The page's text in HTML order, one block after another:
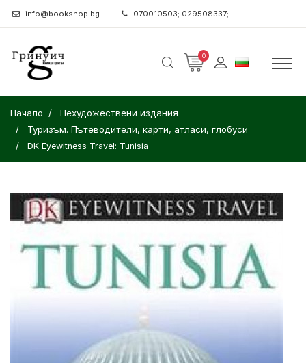
info@bookshop.bg 070010503; 029508337;
0
Начало
Нехудожествени издания
Туризъм. Пътеводители, карти, атласи, глобуси
DK Eyewitness Travel: Tunisia